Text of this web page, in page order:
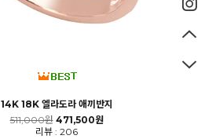
14K 18K 엘라도라 애끼반지
511,000원 471,500원
리뷰 : 206